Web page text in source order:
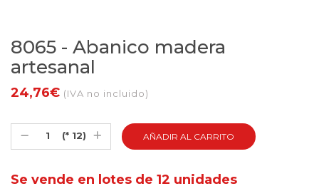
8065 - Abanico madera
artesanal
24,76€ (IVA no incluido)
(* 12)
Se vende en lotes de 12 unidades